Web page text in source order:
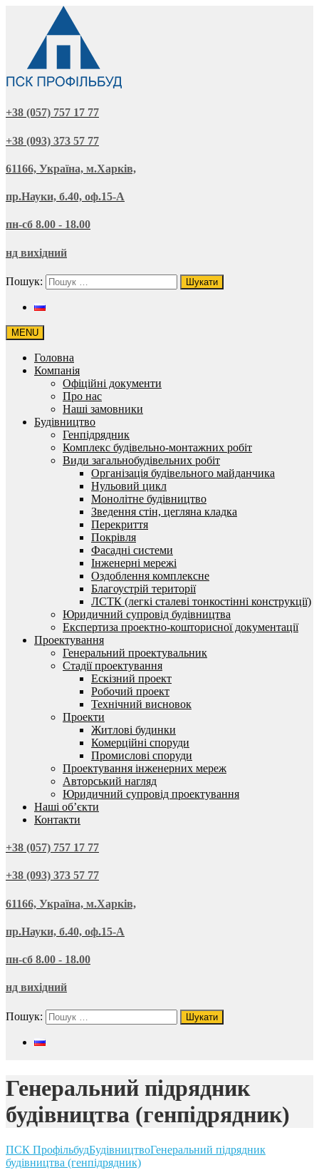
+38 (057) 757 17 77
+38 (093) 373 57 77
61166, Україна, м.Харків,
пр.Науки, б.40, оф.15-А
пн-сб 8.00 - 18.00
нд вихідний
Пошук:
MENU
Головна
Компанія
Офіційні документи
Про нас
Наші замовники
Будівництво
Генпідрядник
Комплекс будівельно-монтажних робіт
Види загальнобудівельних робіт
Організація будівельного майданчика
Нульовий цикл
Монолітне будівництво
Зведення стін, цегляна кладка
Перекриття
Покрівля
Фасадні системи
Інженерні мережі
Оздоблення комплексне
Благоустрій території
ЛСТК (легкі сталеві тонкостінні конструкції)
Юридичний супровід будівництва
Експертиза проектно-кошторисної документації
Проектування
Генеральний проектувальник
Стадії проектування
Ескізний проект
Робочий проект
Технічний висновок
Проекти
Житлові будинки
Комерційні споруди
Промислові споруди
Проектування інженерних мереж
Авторський нагляд
Юридичний супровід проектування
Наші об’єкти
Контакти
+38 (057) 757 17 77
+38 (093) 373 57 77
61166, Україна, м.Харків,
пр.Науки, б.40, оф.15-А
пн-сб 8.00 - 18.00
нд вихідний
Пошук:
Генеральний підрядник
будівництва (генпідрядник)
ПСК ПрофільбудБудівництвоГенеральний підрядник
будівництва (генпідрядник)